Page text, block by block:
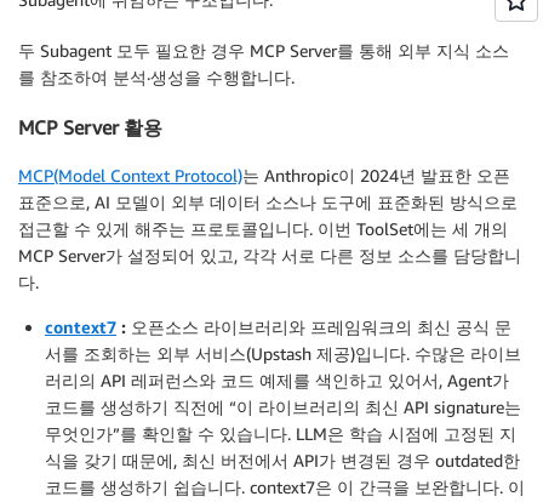
두 Subagent 모두 필요한 경우 MCP Server를 통해 외부 지식 소스
를 참조하여 분석·생성을 수행합니다.
MCP Server 활용
MCP(Model Context Protocol)는 Anthropic이 2024년 발표한 오픈
표준으로, AI 모델이 외부 데이터 소스나 도구에 표준화된 방식으로
접근할 수 있게 해주는 프로토콜입니다. 이번 ToolSet에는 세 개의
MCP Server가 설정되어 있고, 각각 서로 다른 정보 소스를 담당합니
다.
context7 : 오픈소스 라이브러리와 프레임워크의 최신 공식 문
서를 조회하는 외부 서비스(Upstash 제공)입니다. 수많은 라이브
러리의 API 레퍼런스와 코드 예제를 색인하고 있어서, Agent가
코드를 생성하기 직전에 “이 라이브러리의 최신 API signature는
무엇인가”를 확인할 수 있습니다. LLM은 학습 시점에 고정된 지
식을 갖기 때문에, 최신 버전에서 API가 변경된 경우 outdated한
코드를 생성하기 쉽습니다. context7은 이 간극을 보완합니다. 이